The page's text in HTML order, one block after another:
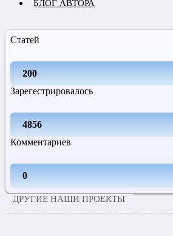
БЛОГ АВТОРА
Статей
200
Зарегестрировалось
4856
Комментариев
0
ДРУГИЕ НАШИ ПРОЕКТЫ